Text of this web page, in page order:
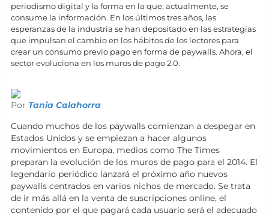
periodismo digital y la forma en la que, actualmente, se
consume la información. En los últimos tres años, las
esperanzas de la industria se han depositado en las estrategias
que impulsan el cambio en los hábitos de los lectores para
crear un consumo previo pago en forma de paywalls. Ahora, el
sector evoluciona en los muros de pago 2.0.
Por Tania Calahorra
Cuando muchos de los paywalls comienzan a despegar en
Estados Unidos y se empiezan a hacer algunos
movimientos en Europa, medios como The Times
preparan la evolución de los muros de pago para el 2014. El
legendario periódico lanzará el próximo año nuevos
paywalls centrados en varios nichos de mercado. Se trata
de ir más allá en la venta de suscripciones online, el
contenido por el que pagará cada usuario será el adecuado